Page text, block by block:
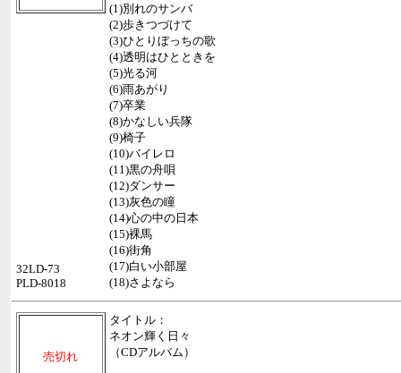
(1)別れのサンバ
(2)歩きつづけて
(3)ひとりぼっちの歌
(4)透明はひとときを
(5)光る河
(6)雨あがり
(7)卒業
(8)かなしい兵隊
(9)椅子
(10)バイレロ
(11)黒の舟唄
(12)ダンサー
(13)灰色の瞳
(14)心の中の日本
(15)裸馬
(16)街角
(17)白い小部屋
(18)さよなら
32LD-73
PLD-8018
売切れ
タイトル：
ネオン輝く日々
（CDアルバム）